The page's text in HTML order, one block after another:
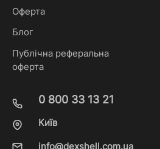
Оферта
Блог
Публічна реферальна
оферта
0 800 33 13 21
Київ
info@dexshell.com.ua